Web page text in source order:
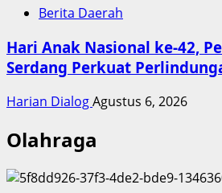
Berita Daerah
Hari Anak Nasional ke-42,
Serdang Perkuat
Harian DialogAgustus 6, 2026
Olahraga